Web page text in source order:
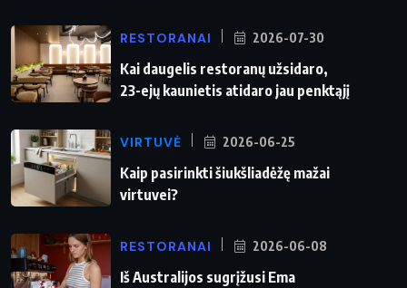
RESTORANAI 2026-07-30
Kai daugelis restoranų užsidaro,
23-ejų kaunietis atidaro jau penktąjį
VIRTUVĖ 2026-06-25
Kaip pasirinkti šiukšliadėžę mažai
virtuvei?
RESTORANAI 2026-06-08
Iš Australijos sugrįžusi Ema